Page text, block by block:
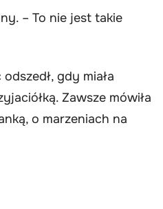
– To nie jest takie
gdy miała
Zawsze mówiła
o marzeniach na